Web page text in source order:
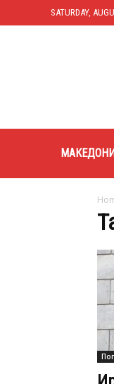
SATURDAY,